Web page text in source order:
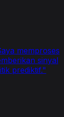
memproses
sinyal
prediktif."